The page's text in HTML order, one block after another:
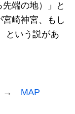
端の地）」と
宮崎神宮、もし
という説があ
→ MAP